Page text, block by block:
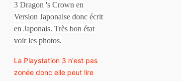
3 Dragon 's Crown en
Version Japonaise donc écrit
en Japonais. Très bon état
voir les photos.
La Playstation 3 n'est pas
zonée donc elle peut lire